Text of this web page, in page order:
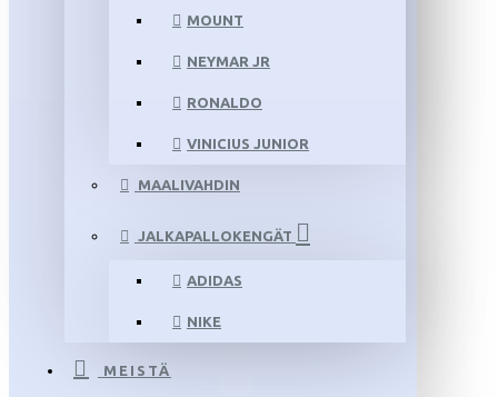
MOUNT
NEYMAR JR
RONALDO
VINICIUS JUNIOR
MAALIVAHDIN
JALKAPALLOKENGÄT
ADIDAS
NIKE
MEISTÄ